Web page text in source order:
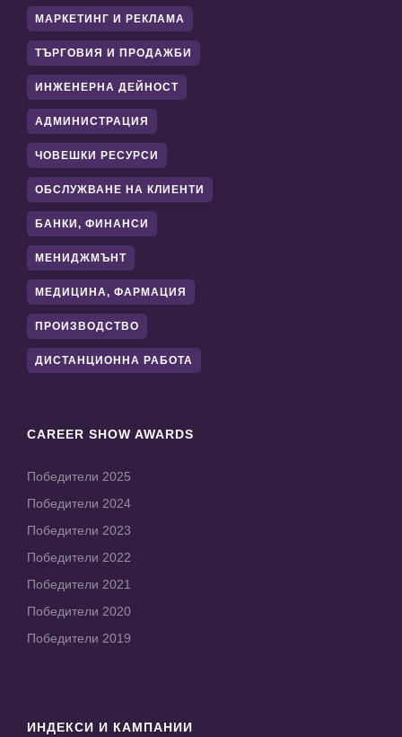
МАРКЕТИНГ И РЕКЛАМА
ТЪРГОВИЯ И ПРОДАЖБИ
ИНЖЕНЕРНА ДЕЙНОСТ
АДМИНИСТРАЦИЯ
ЧОВЕШКИ РЕСУРСИ
ОБСЛУЖВАНЕ НА КЛИЕНТИ
БАНКИ, ФИНАНСИ
МЕНИДЖМЪНТ
МЕДИЦИНА, ФАРМАЦИЯ
ПРОИЗВОДСТВО
ДИСТАНЦИОННА РАБОТА
CAREER SHOW AWARDS
Победители 2025
Победители 2024
Победители 2023
Победители 2022
Победители 2021
Победители 2020
Победители 2019
ИНДЕКСИ И КАМПАНИИ